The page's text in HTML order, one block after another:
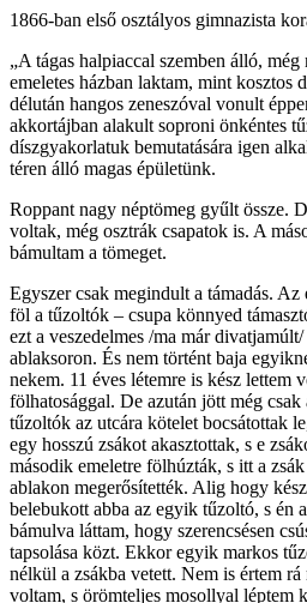
1866-ban első osztályos gimnazista
„A tágas halpiaccal szemben álló,
emeletes házban laktam, mint kosztos
délután hangos zeneszóval vonult
akkortájban alakult soproni önkéntes
díszgyakorlatuk bemutatására igen
téren álló magas épületünk.
Roppant nagy néptömeg gyűlt össze.
voltak, még osztrák csapatok is. A
bámultam a tömeget.
Egyszer csak megindult a támadás.
föl a tűzoltók – csupa könnyed
ezt a veszedelmes /ma már
ablaksoron. És nem történt baja
nekem. 11 éves létemre is kész lettem
fölhatosággal. De azután jött még
tűzoltók az utcára kötelet bocsátottak
egy hosszú zsákot akasztottak, s e
második emeletre fölhúzták, s itt a
ablakon megerősítették. Alig hogy
belebukott abba az egyik tűzoltó, s én
bámulva láttam, hogy szerencsésen
tapsolása közt. Ekkor egyik markos
nélkül a zsákba vetett. Nem is értem
voltam, s örömteljes mosollyal léptem